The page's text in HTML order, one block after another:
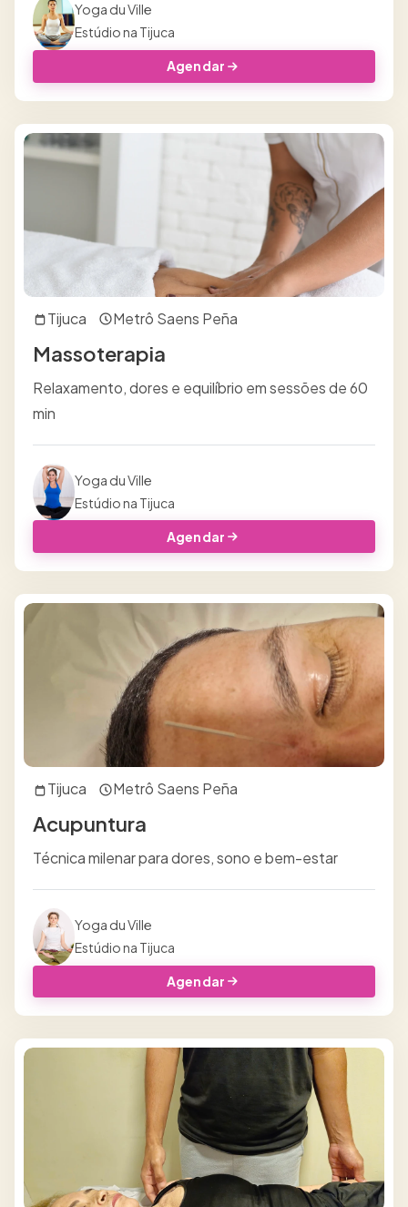
Yoga du Ville
Estúdio na Tijuca
Agendar
Tijuca Metrô Saens Peña
Massoterapia
Relaxamento, dores e equilíbrio em sessões de 60
min
Yoga du Ville
Estúdio na Tijuca
Agendar
Tijuca Metrô Saens Peña
Acupuntura
Técnica milenar para dores, sono e bem-estar
Yoga du Ville
Estúdio na Tijuca
Agendar